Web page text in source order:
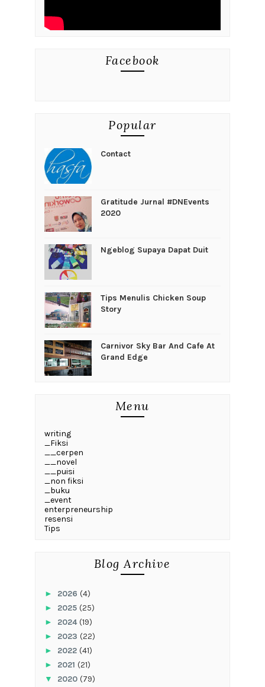
Facebook
Popular
Contact
Gratitude Jurnal #DNEvents
2020
Ngeblog Supaya Dapat Duit
Tips Menulis Chicken Soup
Story
Carnivor Sky Bar And Cafe At
Grand Edge
Menu
writing
_Fiksi
__cerpen
__novel
__puisi
_non fiksi
_buku
_event
enterpreneurship
resensi
Tips
Blog Archive
► 2026 (4)
► 2025 (25)
► 2024(19)
► 2023 (22)
► 2022 (41)
► 2021 (21)
▼ 2020 (79)